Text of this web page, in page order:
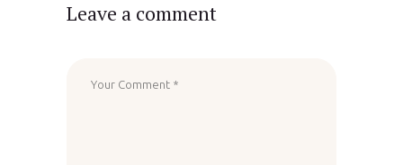
Leave a comment